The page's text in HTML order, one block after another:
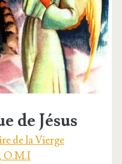
de Jésus
de la Vierge
O.M.I